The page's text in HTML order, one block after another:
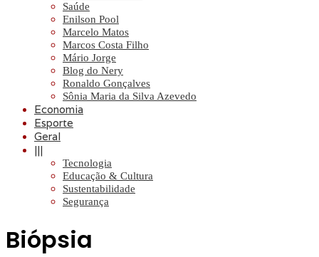
Saúde
Enilson Pool
Marcelo Matos
Marcos Costa Filho
Mário Jorge
Blog do Nery
Ronaldo Gonçalves
Sônia Maria da Silva Azevedo
Economia
Esporte
Geral
|||
Tecnologia
Educação & Cultura
Sustentabilidade
Segurança
Biópsia